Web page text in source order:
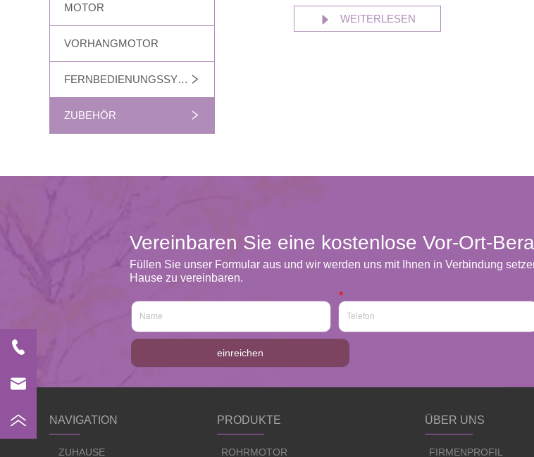
MOTOR
VORHANGMOTOR
FERNBEDIENUNGSSYSTEM
ZUBEHÖR
WEITERLESEN
Vereinbaren Sie eine kostenlose Vor-Ort-
Füllen Sie unser Formular aus und wir werden uns mit Ihnen in Verbindung
Hause zu vereinbaren.
*
einreichen
NAVIGATION
ZUHAUSE
PRODUKTE
ROHRMOTOR
ÜBER UNS
FIRMENPROFIL